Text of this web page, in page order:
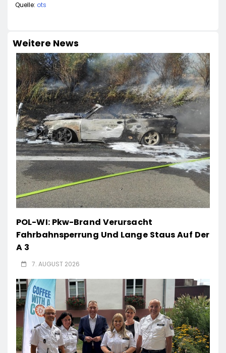
Quelle: ots
Weitere News
POL-WI: Pkw-Brand Verursacht
Fahrbahnsperrung Und Lange Staus Auf Der
A 3
7. AUGUST 2026